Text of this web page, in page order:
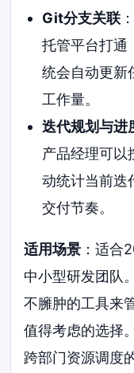
Git分支关联
托管平台打通
统会自动更新
工作量。
迭代规划与进
产品经理可以
动统计当前迭
交付节奏。
适用场景 ：适合
中小型研发团队
不臃肿的工具来
值得考虑的选择
跨部门资源调度